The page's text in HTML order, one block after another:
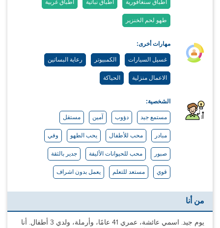
أطباق سنغافورية أطباق نباتية أطباق غربية
طهو لحم الخنزير
مهارات أخرى:
غسيل السيارات الكمبيوتر رعاية البساتين
الاعمال منزلية الحياكة
الشخصية:
مستمع جيد دؤوب آمين مستقل
مبادر محب للأطفال يحب الطهو وفي
صبور محب للحيوانات الأليفة جدير بالثقة
قوي مستعد للتعلم يعمل بدون اشراف
من أنا
يوم جيد. اسمي عائشة، عمري 41 عامًا، وأرملة، ولدي 3 أطفال. أنا